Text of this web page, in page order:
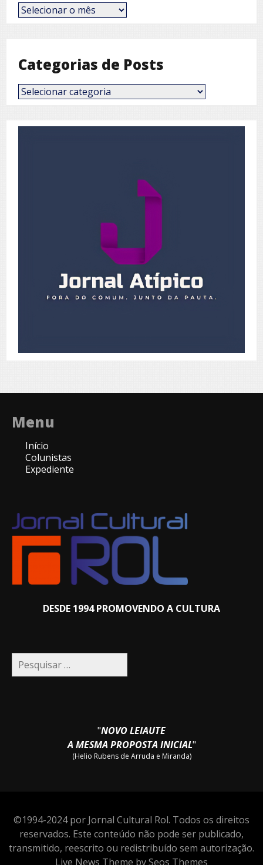
Posts
por
Categorias de Posts
Categorias
de
Menu
Início
Colunistas
Expediente
DESDE 1994 PROMOVENDO A CULTURA
Pesquisar
por:
"NOVO LEIAUTE
A MESMA PROPOSTA INICIAL"
(Helio Rubens de Arruda e Miranda)
©1994-2024 por Jornal Cultural Rol. Todos os direitos
reservados. Este conteúdo não pode ser publicado,
transmitido, reescrito ou redistribuído sem autorização.
Live News Theme by Seos Themes